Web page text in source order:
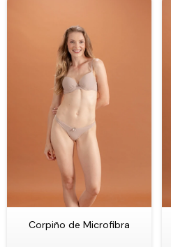
Corpiño de Microfibra